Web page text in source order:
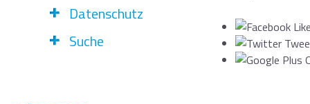
Datenschutz
Suche